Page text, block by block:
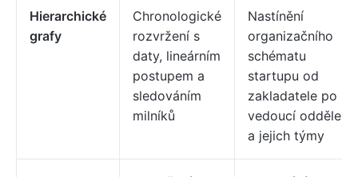
Hierarchické
grafy
Chronologické
rozvržení s
daty, lineárním
postupem a
sledováním
milníků
Nastínění
organizačního
schématu
startupu od
zakladatele po
vedoucí oddělení
a jejich týmy